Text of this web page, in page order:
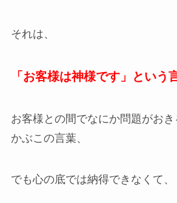
それは、
「お客様は神様です」という
お客様との間でなにか問題がお
かぶこの言葉、
でも心の底では納得できなくて、